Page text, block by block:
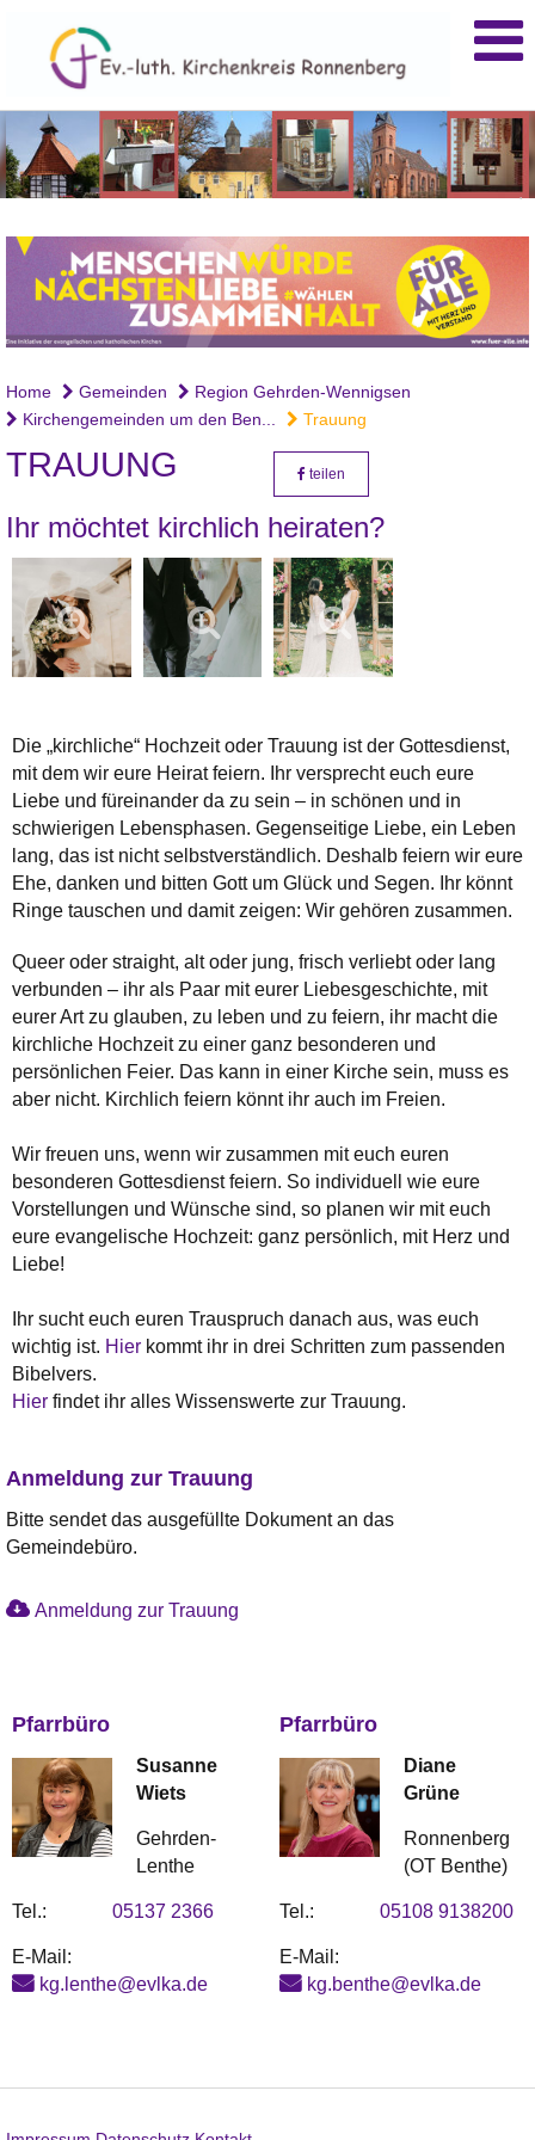
.
Home Gemeinden
Region Gehrden-Wennigsen
Kirchengemeinden um den Ben...
Trauung
TRAUUNG teilen
Ihr möchtet kirchlich heiraten?
Die „kirchliche“ Hochzeit oder Trauung ist der Gottesdienst,
mit dem wir eure Heirat feiern. Ihr versprecht euch eure
Liebe und füreinander da zu sein – in schönen und in
schwierigen Lebensphasen. Gegenseitige Liebe, ein Leben
lang, das ist nicht selbstverständlich. Deshalb feiern wir eure
Ehe, danken und bitten Gott um Glück und Segen. Ihr könnt
Ringe tauschen und damit zeigen: Wir gehören zusammen.
Queer oder straight, alt oder jung, frisch verliebt oder lang
verbunden – ihr als Paar mit eurer Liebesgeschichte, mit
eurer Art zu glauben, zu leben und zu feiern, ihr macht die
kirchliche Hochzeit zu einer ganz besonderen und
persönlichen Feier. Das kann in einer Kirche sein, muss es
aber nicht. Kirchlich feiern könnt ihr auch im Freien.
Wir freuen uns, wenn wir zusammen mit euch euren
besonderen Gottesdienst feiern. So individuell wie eure
Vorstellungen und Wünsche sind, so planen wir mit euch
eure evangelische Hochzeit: ganz persönlich, mit Herz und
Liebe!
Ihr sucht euch euren Trauspruch danach aus, was euch
wichtig ist. Hier kommt ihr in drei Schritten zum passenden
Bibelvers.
Hier findet ihr alles Wissenswerte zur Trauung.
Anmeldung zur Trauung
Bitte sendet das ausgefüllte Dokument an das
Gemeindebüro.
Anmeldung zur Trauung
Pfarrbüro
Susanne
Wiets
Gehrden-
Lenthe
Tel.: 05137 2366
E-Mail:
kg.lenthe@evlka.de
Pfarrbüro
Diane
Grüne
Ronnenberg
(OT Benthe)
Tel.: 05108 9138200
E-Mail:
kg.benthe@evlka.de